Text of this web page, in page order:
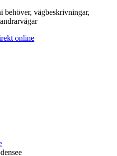
behöver, vägbeskrivningar,
online